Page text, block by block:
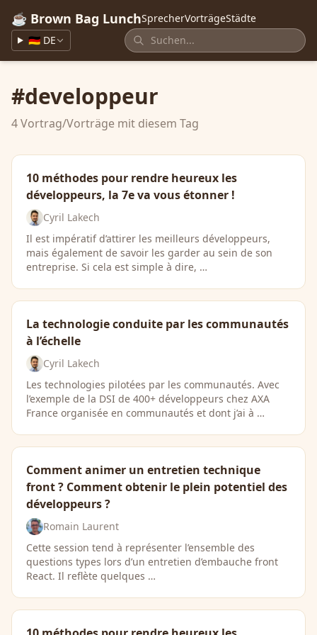
☕ Brown Bag LunchSprecherVorträgeStädte
🇩🇪 DE
#developpeur
4 Vortrag/Vorträge mit diesem Tag
10 méthodes pour rendre heureux les
développeurs, la 7e va vous étonner !
Cyril Lakech
Il est impératif d’attirer les meilleurs développeurs,
mais également de savoir les garder au sein de son
entreprise. Si cela est simple à dire, …
La technologie conduite par les communautés
à l’échelle
Cyril Lakech
Les technologies pilotées par les communautés. Avec
l’exemple de la DSI de 400+ développeurs chez AXA
France organisée en communautés et dont j’ai à …
Comment animer un entretien technique
front ? Comment obtenir le plein potentiel des
développeurs ?
Romain Laurent
Cette session tend à représenter l’ensemble des
questions types lors d’un entretien d’embauche front
React. Il reflète quelques …